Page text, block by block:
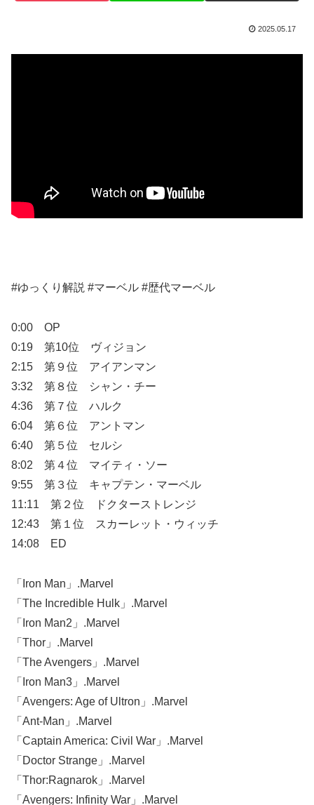
2025.05.17
#ゆっくり解説 #マーベル #歴代マーベル
0:00 OP
0:19 第10位 ヴィジョン
2:15 第９位 アイアンマン
3:32 第８位 シャン・チー
4:36 第７位 ハルク
6:04 第６位 アントマン
6:40 第５位 セルシ
8:02 第４位 マイティ・ソー
9:55 第３位 キャプテン・マーベル
11:11 第２位 ドクターストレンジ
12:43 第１位 スカーレット・ウィッチ
14:08 ED
「Iron Man」.Marvel
「The Incredible Hulk」.Marvel
「Iron Man2」.Marvel
「Thor」.Marvel
「The Avengers」.Marvel
「Iron Man3」.Marvel
「Avengers: Age of Ultron」.Marvel
「Ant-Man」.Marvel
「Captain America: Civil War」.Marvel
「Doctor Strange」.Marvel
「Thor:Ragnarok」.Marvel
「Avengers: Infinity War」.Marvel